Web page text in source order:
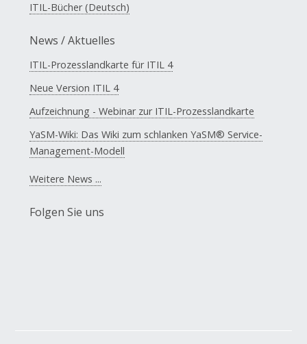
ITIL-Bücher (Deutsch)
News / Aktuelles
ITIL-Prozesslandkarte für ITIL 4
Neue Version ITIL 4
Aufzeichnung - Webinar zur ITIL-Prozesslandkarte
YaSM-Wiki: Das Wiki zum schlanken YaSM® Service-
Management-Modell
Weitere News ...
Folgen Sie uns